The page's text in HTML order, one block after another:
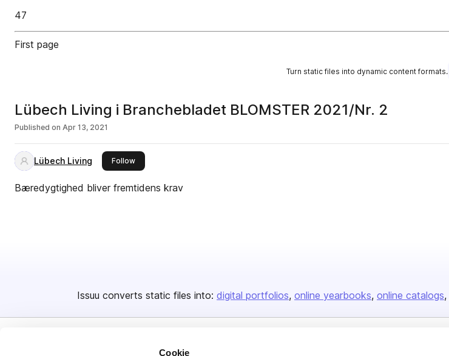
Cookie
47
First page
Turn static files into dynamic content formats.
Lübech Living i Branchebladet BLOMSTER 2021/Nr. 2
Published on Apr 13, 2021
Lübech Living Followthis publisher
Bæredygtighed bliver fremtidens krav
Issuu converts static files into: digital portfolios online yearbooks online catalogs